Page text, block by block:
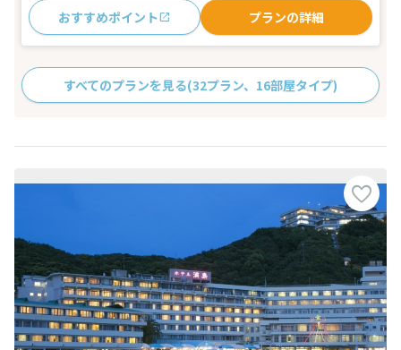
おすすめポイント プランの詳細
すべてのプランを見る(32プラン、16部屋タイプ)